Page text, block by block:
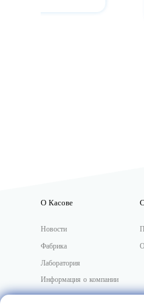
О Касове
Новости
Фабрика
Лаборатория
Информация о компании